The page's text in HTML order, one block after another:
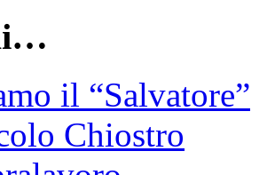
il “Salvatore”
Chiostro